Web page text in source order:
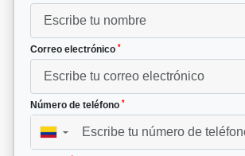
Correo electrónico *
Número de teléfono *
▼